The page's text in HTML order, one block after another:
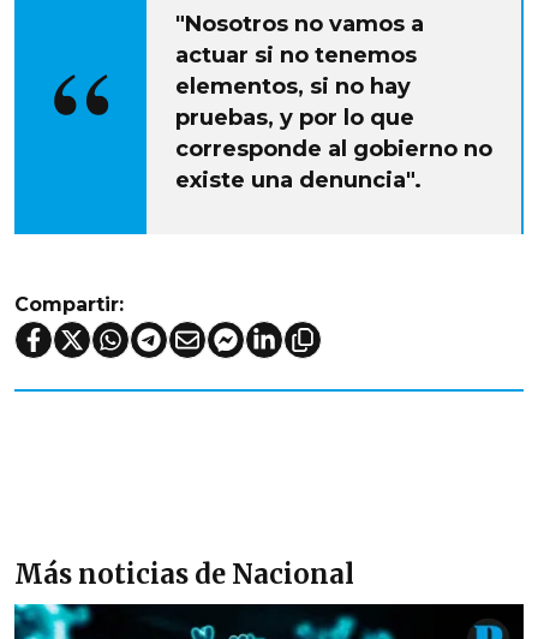
"Nosotros no vamos a
actuar si no tenemos
elementos, si no hay
pruebas, y por lo que
corresponde al gobierno no
existe una denuncia".
Compartir:
Más noticias de Nacional